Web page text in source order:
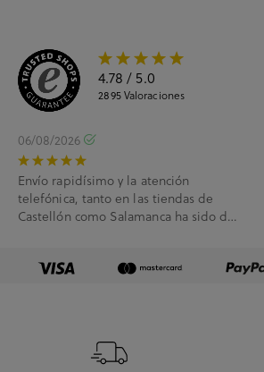
4.78 / 5.0
2895Valoraciones
06/08/2026
Envío rapidísimo y la atención
telefónica, tanto en las tiendas de
Castellón como Salamanca ha sido de